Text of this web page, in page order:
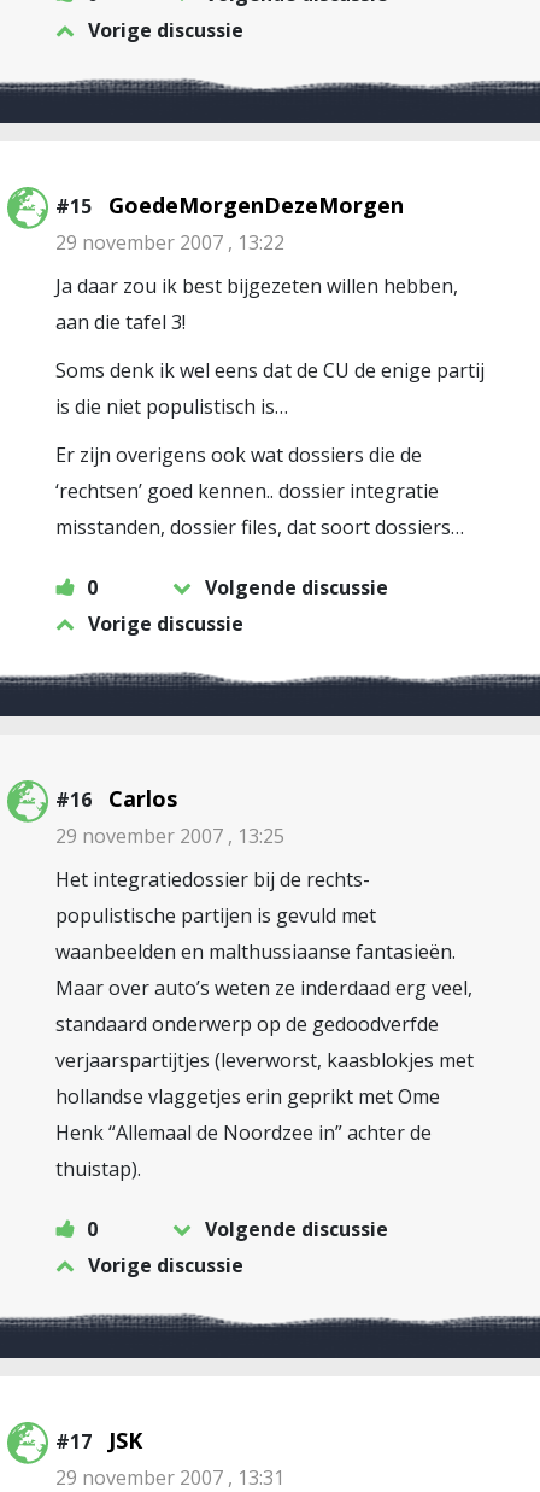
Vorige discussie
#15 GoedeMorgenDezeMorgen
29 november 2007 , 13:22
Ja daar zou ik best bijgezeten willen hebben,
aan die tafel 3!
Soms denk ik wel eens dat de CU de enige partij
is die niet populistisch is…
Er zijn overigens ook wat dossiers die de
‘rechtsen’ goed kennen.. dossier integratie
misstanden, dossier files, dat soort dossiers…
0
Volgende discussie
Vorige discussie
#16 Carlos
29 november 2007 , 13:25
Het integratiedossier bij de rechts-
populistische partijen is gevuld met
waanbeelden en malthussiaanse fantasieën.
Maar over auto’s weten ze inderdaad erg veel,
standaard onderwerp op de gedoodverfde
verjaarspartijtjes (leverworst, kaasblokjes met
hollandse vlaggetjes erin geprikt met Ome
Henk “Allemaal de Noordzee in” achter de
thuistap).
0
Volgende discussie
Vorige discussie
#17 JSK
29 november 2007 , 13:31